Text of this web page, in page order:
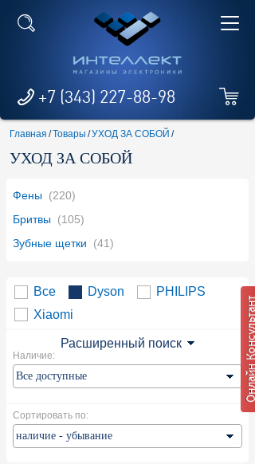
+7 (343) 227-88-98
Главная /Товары /УХОД ЗА СОБОЙ /
УХОД ЗА СОБОЙ
Фены (220)
Бритвы (105)
Зубные щетки
(41)
Все Dyson
PHILIPS
Xiaomi
Расширенный поиск
Наличие:
Сортировать по: